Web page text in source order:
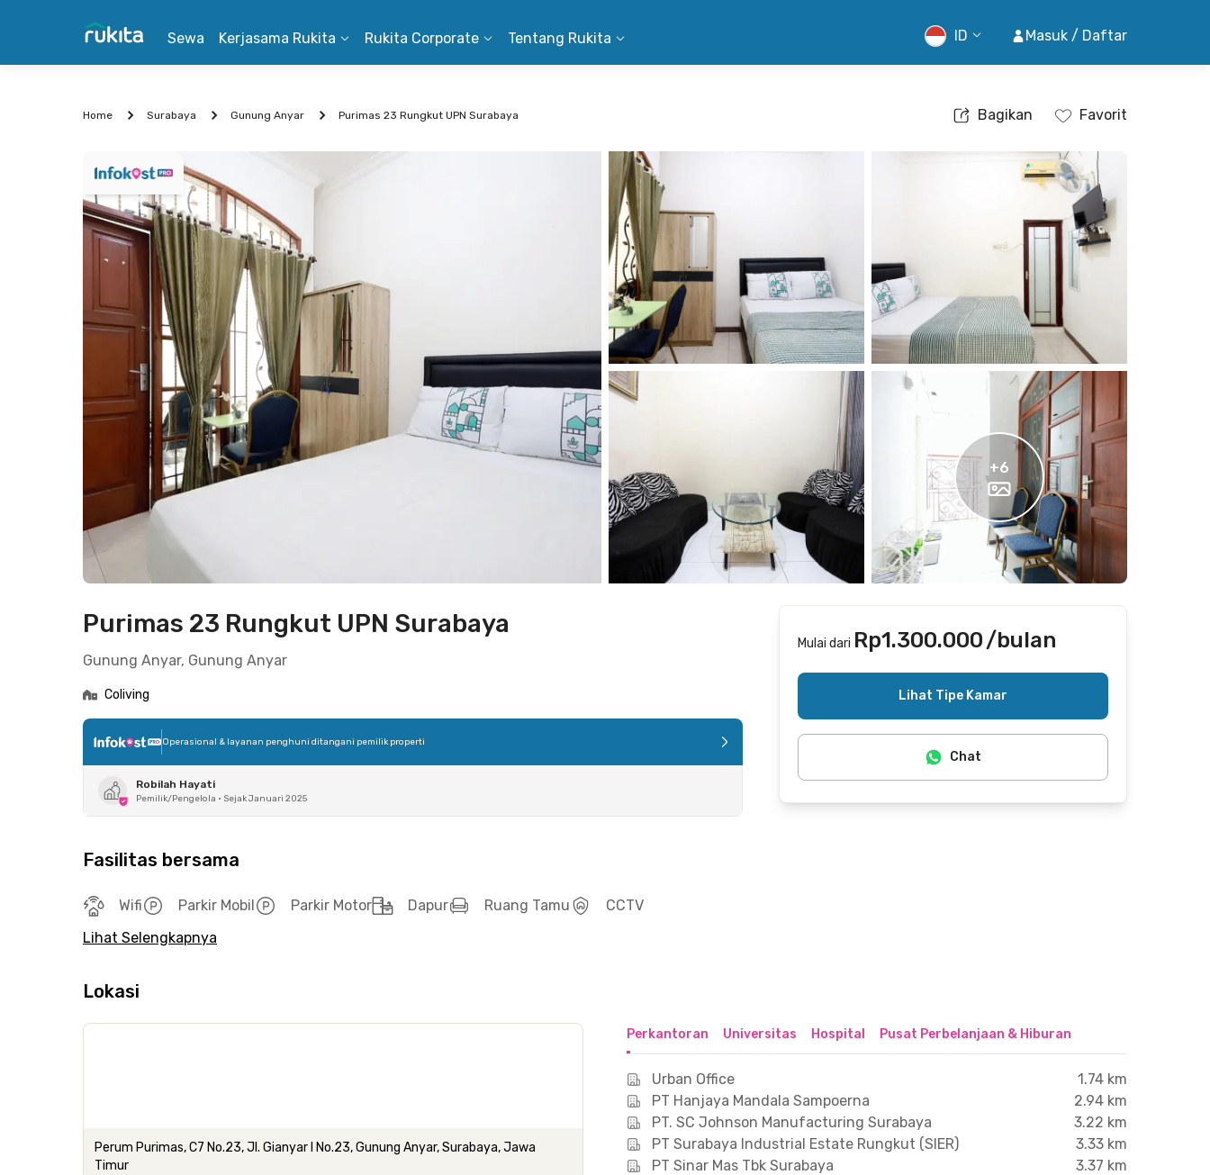
Sewa Kerjasama Rukita Rukita Corporate Tentang Rukita ID Masuk / Daftar
Home Surabaya Gunung Anyar Purimas 23 Rungkut UPN Surabaya Bagikan Favorit
+6
Purimas 23 Rungkut UPN Surabaya
Gunung Anyar, Gunung Anyar
Coliving
Operasional & layanan penghuni ditangani pemilik properti
Robilah Hayati
Pemilik/Pengelola • Sejak Januari 2025
Fasilitas bersama
Wifi Parkir Mobil Parkir Motor Dapur Ruang Tamu
CCTV
Lihat Selengkapnya
Mulai dari Rp1.300.000/bulan
Lihat Tipe Kamar
Chat
Lokasi
Perum Purimas, C7 No.23, Jl. Gianyar I No.23, Gunung Anyar, Surabaya, Jawa
Timur
Perkantoran Universitas Hospital Pusat Perbelanjaan & Hiburan
Urban Office
1.74 km
PT Hanjaya Mandala Sampoerna
2.94 km
PT. SC Johnson Manufacturing Surabaya
3.22 km
PT Surabaya Industrial Estate Rungkut (SIER)
3.33 km
PT Sinar Mas Tbk Surabaya
3.37 km